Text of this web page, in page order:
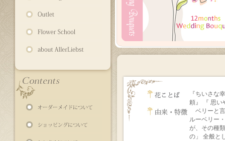
『ちいさな
頼』 『 思い
ベリーと
ルーベリー
が、その種
の」 全般と